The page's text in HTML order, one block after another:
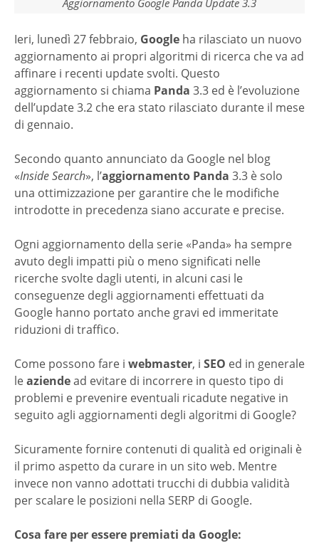
Aggiornamento Google Panda Update 3.3
Ieri, lunedì 27 febbraio, Google ha rilasciato un nuovo
aggiornamento ai propri algoritmi di ricerca che va ad
affinare i recenti update svolti. Questo
aggiornamento si chiama Panda 3.3 ed è l’evoluzione
dell’update 3.2 che era stato rilasciato durante il mese
di gennaio.
Secondo quanto annunciato da Google nel blog
«Inside Search», l’aggiornamento Panda 3.3 è solo
una ottimizzazione per garantire che le modifiche
introdotte in precedenza siano accurate e precise.
Ogni aggiornamento della serie «Panda» ha sempre
avuto degli impatti più o meno significati nelle
ricerche svolte dagli utenti, in alcuni casi le
conseguenze degli aggiornamenti effettuati da
Google hanno portato anche gravi ed immeritate
riduzioni di traffico.
Come possono fare i webmaster, i SEO ed in generale
leaziendead evitare di incorrere in questo tipo di
problemi e prevenire eventuali ricadute negative in
seguito agli aggiornamenti degli algoritmi di Google?
Sicuramente fornire contenuti di qualità ed originali è
il primo aspetto da curare in un sito web. Mentre
invece non vanno adottati trucchi di dubbia validità
per scalare le posizioni nella SERP di Google.
Cosa fare per essere premiati da Google: